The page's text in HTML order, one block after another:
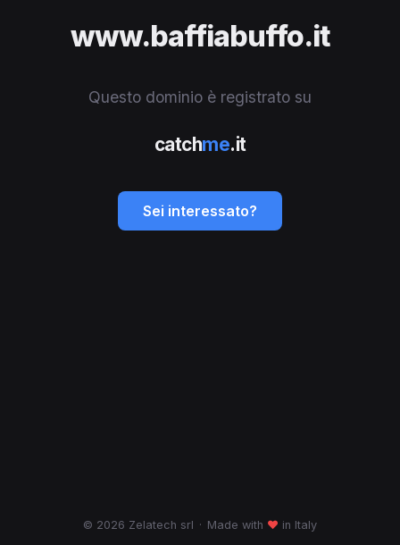
www.baffiabuffo.it
Questo dominio è registrato su
catchme.it
Sei interessato?
© 2026 Zelatech srl · Made with ♥ in Italy